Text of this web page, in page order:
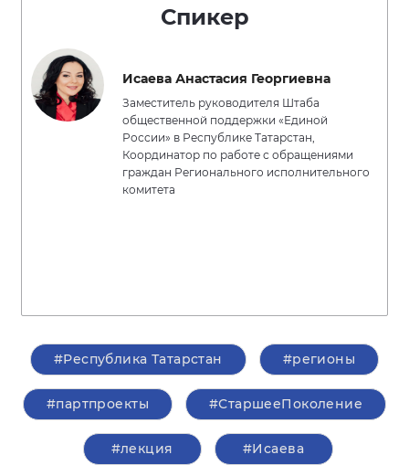
Спикер
Исаева Анастасия Георгиевна
Заместитель руководителя Штаба
общественной поддержки «Единой
России» в Республике Татарстан,
Координатор по работе с обращениями
граждан Регионального исполнительного
комитета
#Республика Татарстан #регионы
#партпроекты #СтаршееПоколение
#лекция #Исаева